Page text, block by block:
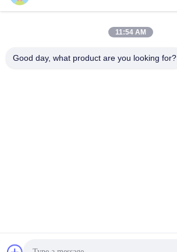
Telepon
11:54 AM
Good day, what product are you looking for?